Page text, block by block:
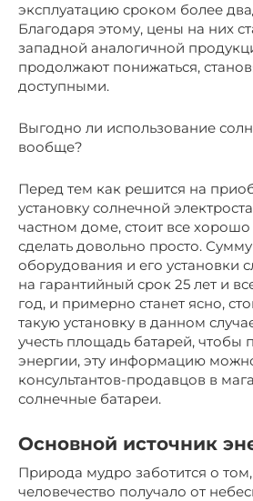
эксплуатацию сроком более
Благодаря этому, цены на них
западной аналогичной
продолжают понижаться,
доступными.
Выгодно ли использование
вообще?
Перед тем как решится на
установку солнечной
частном доме, стоит все хорошо
сделать довольно просто.
оборудования и его установки
на гарантийный срок 25 лет и
год, и примерно станет ясно,
такую установку в данном
учесть площадь батарей, чтобы
энергии, эту информацию
консультантов-продавцов в
солнечные батареи.
Основной источник
Природа мудро заботится о
человечество получало от